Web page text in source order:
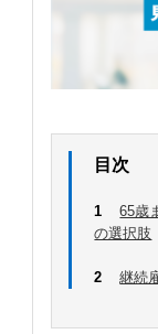
目次
1
65歳
の選択肢
2 継続